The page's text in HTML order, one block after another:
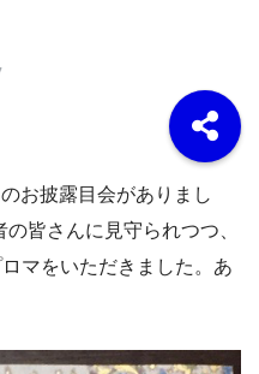
お披露目会がありまし
皆さんに見守られつつ、
マをいただきました。あ